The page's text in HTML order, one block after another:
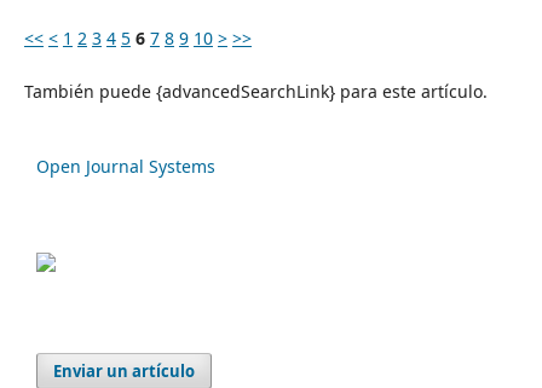
<< < 1 2 3 4 5 6 7 8 9 10 > >>
También puede {advancedSearchLink} para este artículo.
Open Journal Systems
Enviar un artículo